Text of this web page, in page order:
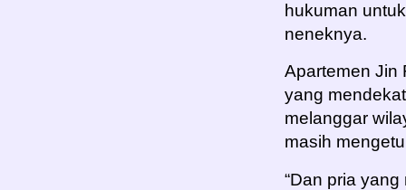
hukuman
neneknya.
Apartemen Jin
yang
melanggar
masih
“Dan pria